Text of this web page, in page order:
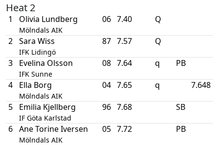
Heat 2
1 Olivia Lundberg
Mölndals AIK
06 7.40 Q
2 Sara Wiss
IFK Lidingö
87 7.57 Q
3 Evelina Olsson
IFK Sunne
08 7.64 q PB
4 Ella Borg
Mölndals AIK
04 7.65 q 7.648
5 Emilia Kjellberg
IF Göta Karlstad
96 7.68 SB
6 Ane Torine Iversen
Mölndals AIK
05 7.72 PB